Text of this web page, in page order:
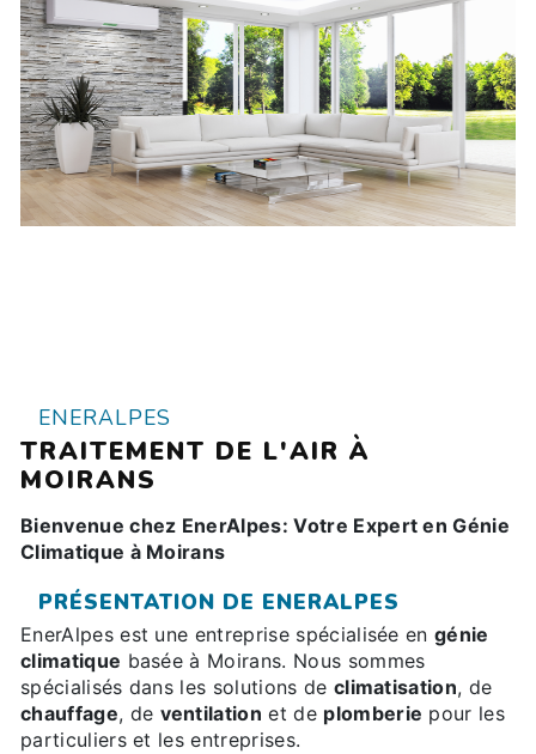
ENERALPES
TRAITEMENT DE L'AIR À
MOIRANS
Bienvenue chez EnerAlpes: Votre Expert en Génie
Climatique à Moirans
PRÉSENTATION DE ENERALPES
EnerAlpes est une entreprise spécialisée engénie
climatique basée à Moirans. Nous sommes
spécialisés dans les solutions de climatisation, de
chauffage, de ventilation et de plomberie pour les
particuliers et les entreprises.